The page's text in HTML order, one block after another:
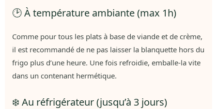
🕑 À température ambiante (max 1h)
Comme pour tous les plats à base de viande et de crème,
il est recommandé de ne pas laisser la blanquette hors du
frigo plus d’une heure. Une fois refroidie, emballe-la vite
dans un contenant hermétique.
❄️ Au réfrigérateur (jusqu’à 3 jours)